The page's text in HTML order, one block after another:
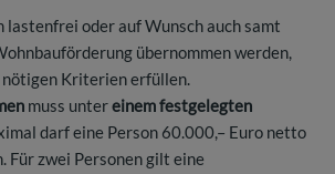
lastenfrei oder auf Wunsch auch samt
übernommen werden,
nötigen Kriterien erfüllen.
muss untereinem festgelegten
darf eine Person 60.000,– Euro netto
Für zwei Personen gilt eine